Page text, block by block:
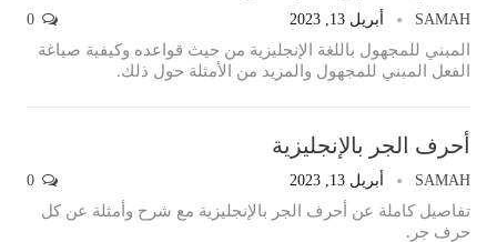
SAMAH أبريل 13, 2023
المبني للمجهول باللغة الإنجليزية من حيث قواعده وكيفية صياغة
الفعل المبني للمجهول والمزيد من الأمثلة حول ذلك.
أحرف الجر بالإنجليزية
SAMAH أبريل 13, 2023
تفاصيل كاملة عن أحرف الجر بالإنجليزية مع شرح وأمثلة عن كل
حرف جر.